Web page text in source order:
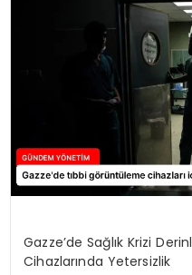
Gazze’de Sağlık Krizi
Cihazlarında Yetersizlik